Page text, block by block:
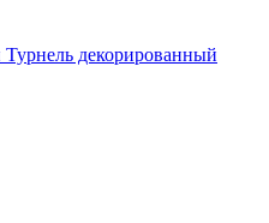
декорированный